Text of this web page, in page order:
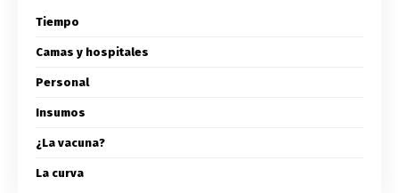
Tiempo
Camas y hospitales
Personal
Insumos
¿La vacuna?
La curva